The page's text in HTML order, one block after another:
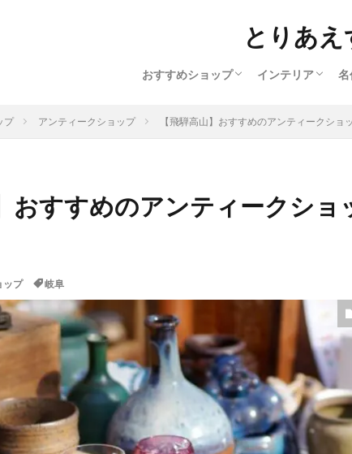
とりあえ
おすすめショップ インテリア 名
プ アンティークショップ 【飛騨高山】おすすめのアンティークショ
おすすめのアンティークショ
ップ 岐阜